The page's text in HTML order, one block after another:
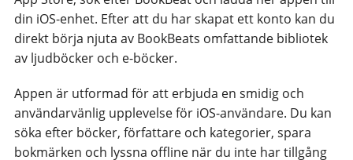
din iOS-enhet. Efter att du har skapat ett konto kan du
direkt börja njuta av BookBeats omfattande bibliotek
av ljudböcker och e-böcker.
Appen är utformad för att erbjuda en smidig och
användarvänlig upplevelse för iOS-användare. Du kan
söka efter böcker, författare och kategorier, spara
bokmärken och lyssna offline när du inte har tillgång